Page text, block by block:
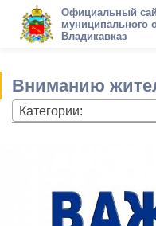
Официальный
муниципального
Владикавказ
Вниманию
Категории: